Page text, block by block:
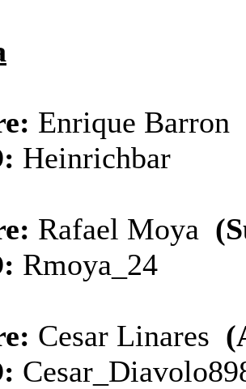
Enrique Barron
Heinrichbar
Rafael Moya
Rmoya_24
Cesar Linares